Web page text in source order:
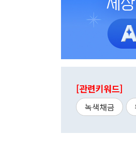
[관련키워드]
녹색채금